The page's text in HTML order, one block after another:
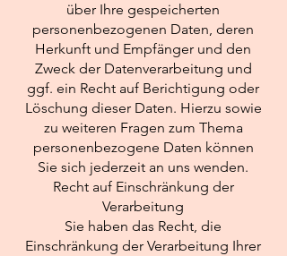
über Ihre gespeicherten
personenbezogenen Daten, deren
Herkunft und Empfänger und den
Zweck der Datenverarbeitung und
ggf. ein Recht auf Berichtigung oder
Löschung dieser Daten. Hierzu sowie
zu weiteren Fragen zum Thema
personenbezogene Daten können
Sie sich jederzeit an uns wenden.
Recht auf Einschränkung der
Verarbeitung
Sie haben das Recht, die
Einschränkung der Verarbeitung Ihrer